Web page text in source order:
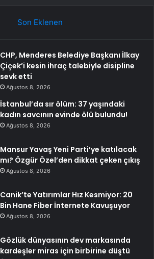
Son Eklenen
CHP, Menderes Belediye Başkanı İlkay
Çiçek’i kesin ihraç talebiyle disipline
sevk etti
Ağustos 8, 2026
İstanbul’da sır ölüm: 37 yaşındaki
kadın savcının evinde ölü bulundu!
Ağustos 8, 2026
Mansur Yavaş Yeni Parti’ye katılacak
mı? Özgür Özel’den dikkat çeken çıkış
Ağustos 8, 2026
Canik’te Yatırımlar Hız Kesmiyor: 20
Bin Hane Fiber İnternete Kavuşuyor
Ağustos 8, 2026
Gözlük dünyasının dev markasında
kardeşler miras için birbirine düştü